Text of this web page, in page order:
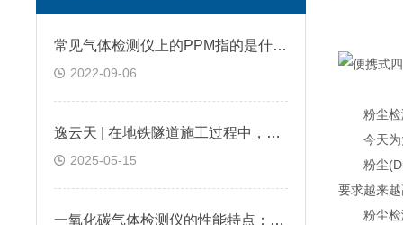
常见气体检测仪上的PPM指的是什么?
2022-09-06
逸云天 | 在地铁隧道施工过程中，便携式气体检测仪是如何预警缺氧环境的？
2025-05-15
一氧化碳气体检测仪的性能特点：逸云天分享
粉尘检
今天为大
粉尘
要求越来
粉尘检